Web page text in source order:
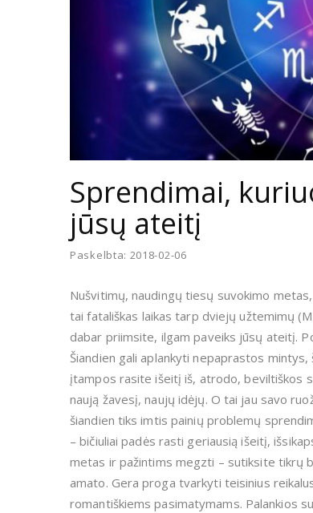
Sprendimai,
jūsų ateitį
Paskelbta: 2018-02-06
Nušvitimų, naudingų tiesų suvokimo
tai fatališkas laikas tarp dviejų užtemimų
dabar priimsite, ilgam paveiks jūsų ateitį.
Šiandien gali aplankyti nepaprastos
įtampos rasite išeitį iš, atrodo, beviltiškos
naują žavesį, naujų idėjų. O tai jau savo
šiandien tiks imtis painių problemų
– bičiuliai padės rasti geriausią išeitį,
metas ir pažintims megzti – sutiksite tikrų
amato. Gera proga tvarkyti teisinius
romantiškiems pasimatymams. Palankios